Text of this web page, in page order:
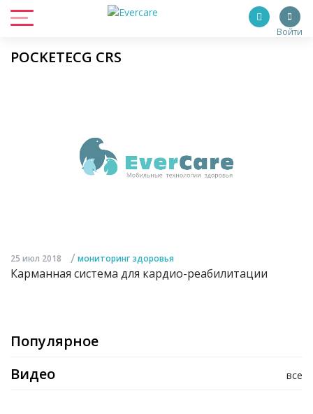
Войти
POCKETECG CRS
25 июл 2018 / мониторинг здоровья
Карманная система для кардио-реабилитации
Популярное
все
Видео